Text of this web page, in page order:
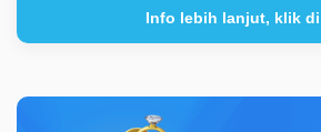
Info lebih lanjut, klik